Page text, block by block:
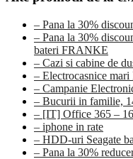
– Pana la 30%
– Pana la 30%
bateri FRANKE
– Cazi si cabine de
– Electrocasnice mari
– Campanie
– Bucurii in familie,
– [IT] Office 365 –
– iphone in rate
– HDD-uri Seagate
– Pana la 30%